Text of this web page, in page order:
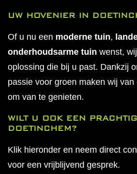
UW HOVENIER IN
Of u nu een moderne tuin,
onderhoudsarme tuin wenst,
oplossing die bij u past. Dankzij
passie voor groen maken wij
om van te genieten.
WILT U OOK EEN
DOETINCHEM?
Klik hieronder en neem direct
voor een vrijblijvend gesprek.